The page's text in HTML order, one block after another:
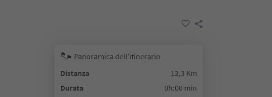
Panoramica dell’itinerario
Distanza
12,3 Km
Durata
0h:00 min